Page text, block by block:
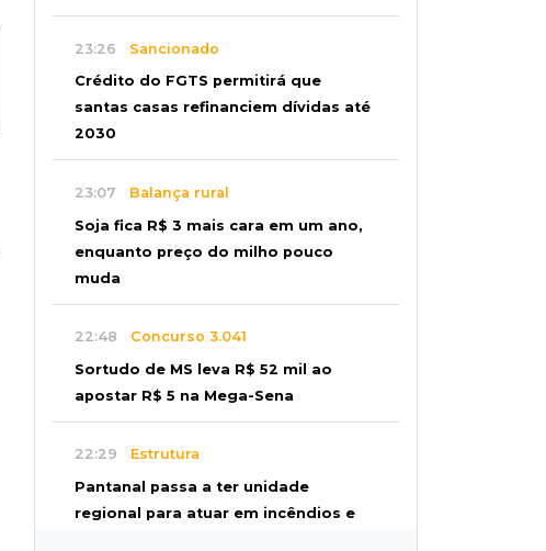
23:26 Sancionado
Crédito do FGTS permitirá que
santas casas refinanciem dívidas até
2030
23:07 Balança rural
Soja fica R$ 3 mais cara em um ano,
enquanto preço do milho pouco
muda
22:48 Concurso 3.041
Sortudo de MS leva R$ 52 mil ao
apostar R$ 5 na Mega-Sena
22:29 Estrutura
Pantanal passa a ter unidade
regional para atuar em incêndios e